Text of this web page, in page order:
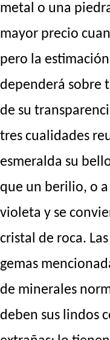
metal o una
mayor precio
pero la
dependerá sobre
de su
tres cualidades
esmeralda su
que un berilio, o
violeta y se
cristal de roca.
gemas
de minerales
deben sus lindos